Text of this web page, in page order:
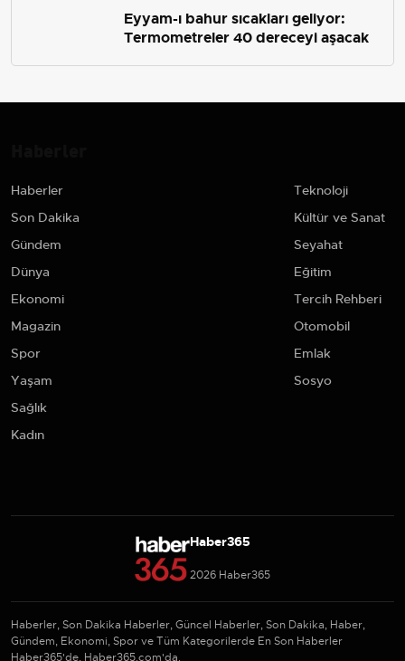
Eyyam-ı bahur sıcakları geliyor:
Termometreler 40 dereceyi aşacak
Haberler
Son Dakika
Gündem
Dünya
Ekonomi
Magazin
Spor
Yaşam
Sağlık
Kadın
Teknoloji
Kültür ve Sanat
Seyahat
Eğitim
Tercih Rehberi
Otomobil
Emlak
Sosyo
Haber365
2026 Haber365
Haberler, Son Dakika Haberler, Güncel Haberler, Son Dakika, Haber,
Gündem, Ekonomi, Spor ve Tüm Kategorilerde En Son Haberler
Haber365'de, Haber365.com'da.